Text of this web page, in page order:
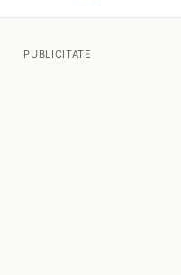
PUBLICITATE